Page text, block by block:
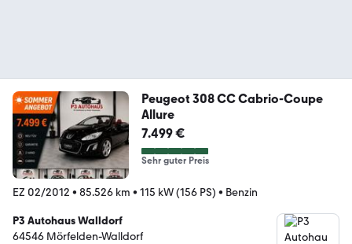
Peugeot 308 CC Cabrio-Coupe
Allure
7.499 €
Sehr guter Preis
EZ 02/2012 • 85.526 km • 115 kW (156 PS) • Benzin
P3 Autohaus Walldorf
64546 Mörfelden-Walldorf